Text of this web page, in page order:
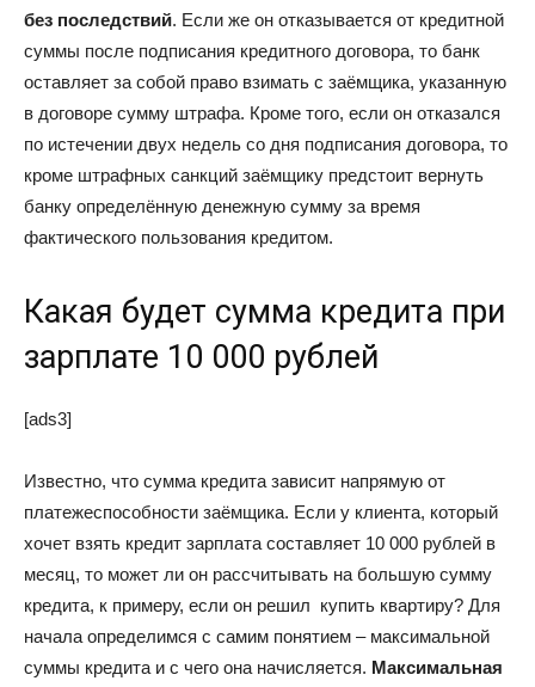
без последствий. Если же он отказывается от кредитной
суммы после подписания кредитного договора, то банк
оставляет за собой право взимать с заёмщика, указанную
в договоре сумму штрафа. Кроме того, если он отказался
по истечении двух недель со дня подписания договора, то
кроме штрафных санкций заёмщику предстоит вернуть
банку определённую денежную сумму за время
фактического пользования кредитом.
Какая будет сумма кредита при
зарплате 10 000 рублей
[ads3]
Известно, что сумма кредита зависит напрямую от
платежеспособности заёмщика. Если у клиента, который
хочет взять кредит зарплата составляет 10 000 рублей в
месяц, то может ли он рассчитывать на большую сумму
кредита, к примеру, если он решил купить квартиру? Для
начала определимся с самим понятием – максимальной
суммы кредита и с чего она начисляется. Максимальная